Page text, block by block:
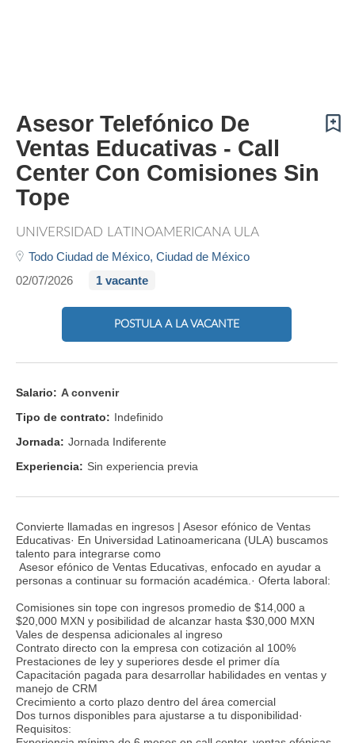
Asesor Telefónico De
Ventas Educativas - Call
Center Con Comisiones Sin
Tope
UNIVERSIDAD LATINOAMERICANA ULA
Todo Ciudad de México, Ciudad de México
02/07/2026
1 vacante
POSTULA A LA VACANTE
Salario: A convenir
Tipo de contrato: Indefinido
Jornada: Jornada Indiferente
Experiencia: Sin experiencia previa
Convierte llamadas en ingresos | Asesor efónico de Ventas
Educativas· En Universidad Latinoamericana (ULA) buscamos
talento para integrarse como
Asesor efónico de Ventas Educativas, enfocado en ayudar a
personas a continuar su formación académica.· Oferta laboral:
Comisiones sin tope con ingresos promedio de $14,000 a
$20,000 MXN y posibilidad de alcanzar hasta $30,000 MXN
Vales de despensa adicionales al ingreso
Contrato directo con la empresa con cotización al 100%
Prestaciones de ley y superiores desde el primer día
Capacitación pagada para desarrollar habilidades en ventas y
manejo de CRM
Crecimiento a corto plazo dentro del área comercial
Dos turnos disponibles para ajustarse a tu disponibilidad·
Requisitos: